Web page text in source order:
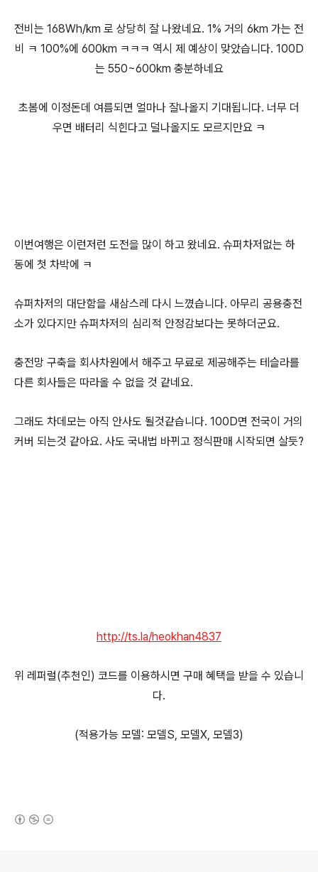
전비는 168Wh/km 로 상당히 잘 나왔네요. 1% 거의 6km 가는 전
비 ㅋ 100%에 600km ㅋㅋㅋ 역시 제 예상이 맞았습니다. 100D
는 550~600km 충분하네요
초봄에 이정돈데 여름되면 얼마나 잘나올지 기대됩니다. 너무 더
우면 배터리 식힌다고 덜나올지도 모르지만요 ㅋ
이번여행은 이런저런 도전을 많이 하고 왔네요. 슈퍼차저없는 하
동에 첫 차박에 ㅋ
슈퍼차저의 대단함을 새삼스레 다시 느꼈습니다. 아무리 공용충전
소가 있다지만 슈퍼차저의 심리적 안정감보다는 못하더군요.
충전망 구축을 회사차원에서 해주고 무료로 제공해주는 테슬라를
다른 회사들은 따라올 수 없을 것 같네요.
그래도 차데모는 아직 안사도 될것같습니다. 100D면 전국이 거의
커버 되는것 같아요. 사도 국내법 바뀌고 정식판매 시작되면 살듯?
http://ts.la/heokhan4837
위 레퍼럴(추천인) 코드를 이용하시면 구매 혜택을 받을 수 있습니
다.
(적용가능 모델: 모델S, 모델X, 모델3)